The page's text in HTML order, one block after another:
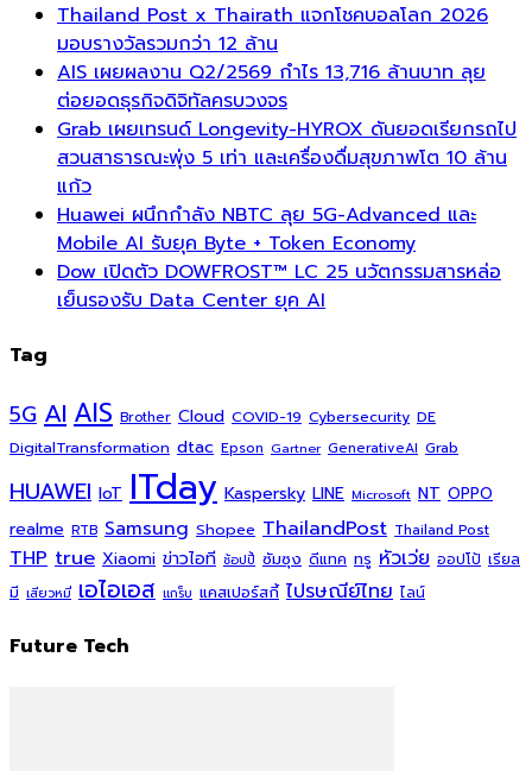
Thailand Post x Thairath แจกโชคบอลโลก 2026
มอบรางวัลรวมกว่า 12 ล้าน
AIS เผยผลงาน Q2/2569 กำไร 13,716 ล้านบาท ลุย
ต่อยอดธุรกิจดิจิทัลครบวงจร
Grab เผยเทรนด์ Longevity-HYROX ดันยอดเรียกรถไป
สวนสาธารณะพุ่ง 5 เท่า และเครื่องดื่มสุขภาพโต 10 ล้าน
แก้ว
Huawei ผนึกกำลัง NBTC ลุย 5G-Advanced และ
Mobile AI รับยุค Byte + Token Economy
Dow เปิดตัว DOWFROST™ LC 25 นวัตกรรมสารหล่อ
เย็นรองรับ Data Center ยุค AI
Tag
5G AI AIS Brother Cloud COVID-19 Cybersecurity DE
DigitalTransformation dtac Epson Gartner GenerativeAI Grab
HUAWEI IoT ITday Kaspersky LINE Microsoft NT OPPO
realme RTB Samsung Shopee ThailandPost Thailand Post
THP true Xiaomi ข่าวไอที ช้อปปี้ ซัมซุง ดีแทค ทรู หัวเว่ย ออปโป้ เรียล
มี เสียวหมี่ เอไอเอส แกร็บ แคสเปอร์สกี้ ไปรษณีย์ไทย ไลน์
Future Tech